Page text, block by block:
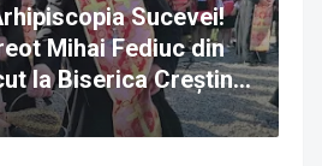
Sucevei!
Mihai Fediuc din
la Biserica Creștină
ÎPS Calinic anunță
judecata canonică